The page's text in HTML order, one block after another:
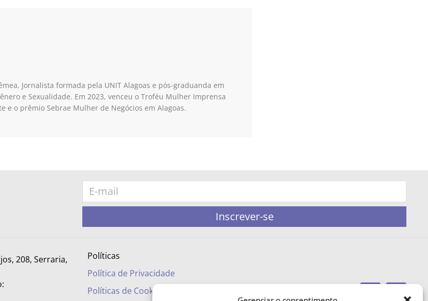
Jornalista formada pela UNIT Alagoas e pós-graduanda em
e Sexualidade. Em 2023, venceu o Troféu Mulher Imprensa
e o prêmio Sebrae Mulher de Negócios em Alagoas.
Inscrever-se
208, Serraria,
Políticas
Política de Privacidade
Políticas de Cookies